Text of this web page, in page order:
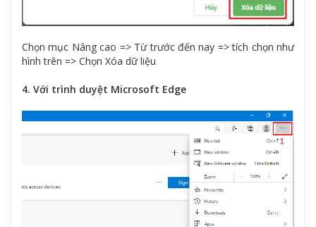
Chọn mục Nâng cao => Từ trước đến nay => tích chọn như
hình trên => Chọn Xóa dữ liệu
4. Với trình duyệt Microsoft Edge